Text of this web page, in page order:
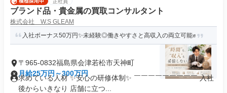
正社員
ブランド品・貴金属の買取コンサルタント
株式会社 W.S GLEAM
入社ボーナス50万円✨未経験◎働きやすさと高収入の両立可能✊
〒965-0832福島県会津若松市天神町
月給25万円～300万円
求めている人材 ✨安心の研修体制✨ ￣￣￣￣￣￣￣￣￣ 入社
後からいきなり 店舗に立つ...